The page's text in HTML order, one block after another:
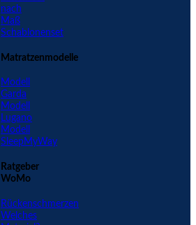
nach
Maß
Schablonenset
Matratzenmodelle
Modell
Garda
Modell
Lugano
Modell
SleepMyWay
Ratgeber
WoMo
Rückenschmerzen
Welches